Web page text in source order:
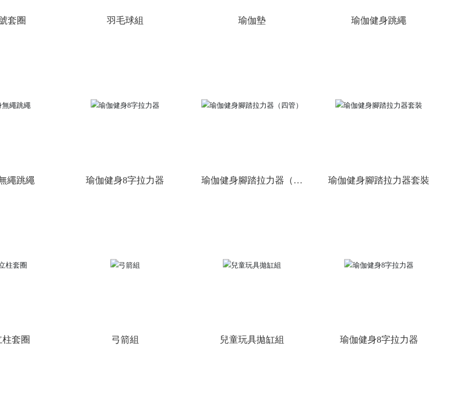
套圈 羽毛球組 瑜伽墊 瑜伽健身跳繩
繩跳繩 瑜伽健身8字拉力器
瑜伽健身腳踏拉力器（四
瑜伽健身腳踏拉力器套裝
套圈 弓箭組 兒童玩具拋缸組 瑜伽健身8字拉力器